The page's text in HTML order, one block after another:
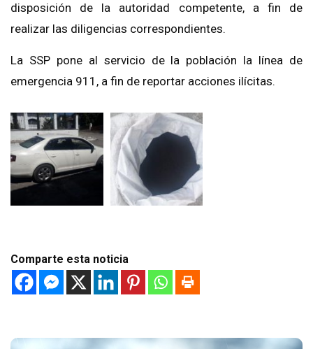
disposición de la autoridad competente, a fin de
realizar las diligencias correspondientes.
La SSP pone al servicio de la población la línea de
emergencia 911, a fin de reportar acciones ilícitas.
Comparte esta noticia